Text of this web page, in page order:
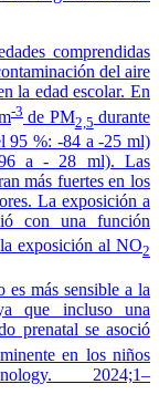
comprendidas
del aire
la edad escolar. En
-3 de PM2,5 durante
95 %: -84 a -25 ml)
a - 28 ml). Las
más fuertes en los
La exposición a
con una función
exposición al NO2
más sensible a la
que incluso una
prenatal se asoció
en los niños
2024;1–